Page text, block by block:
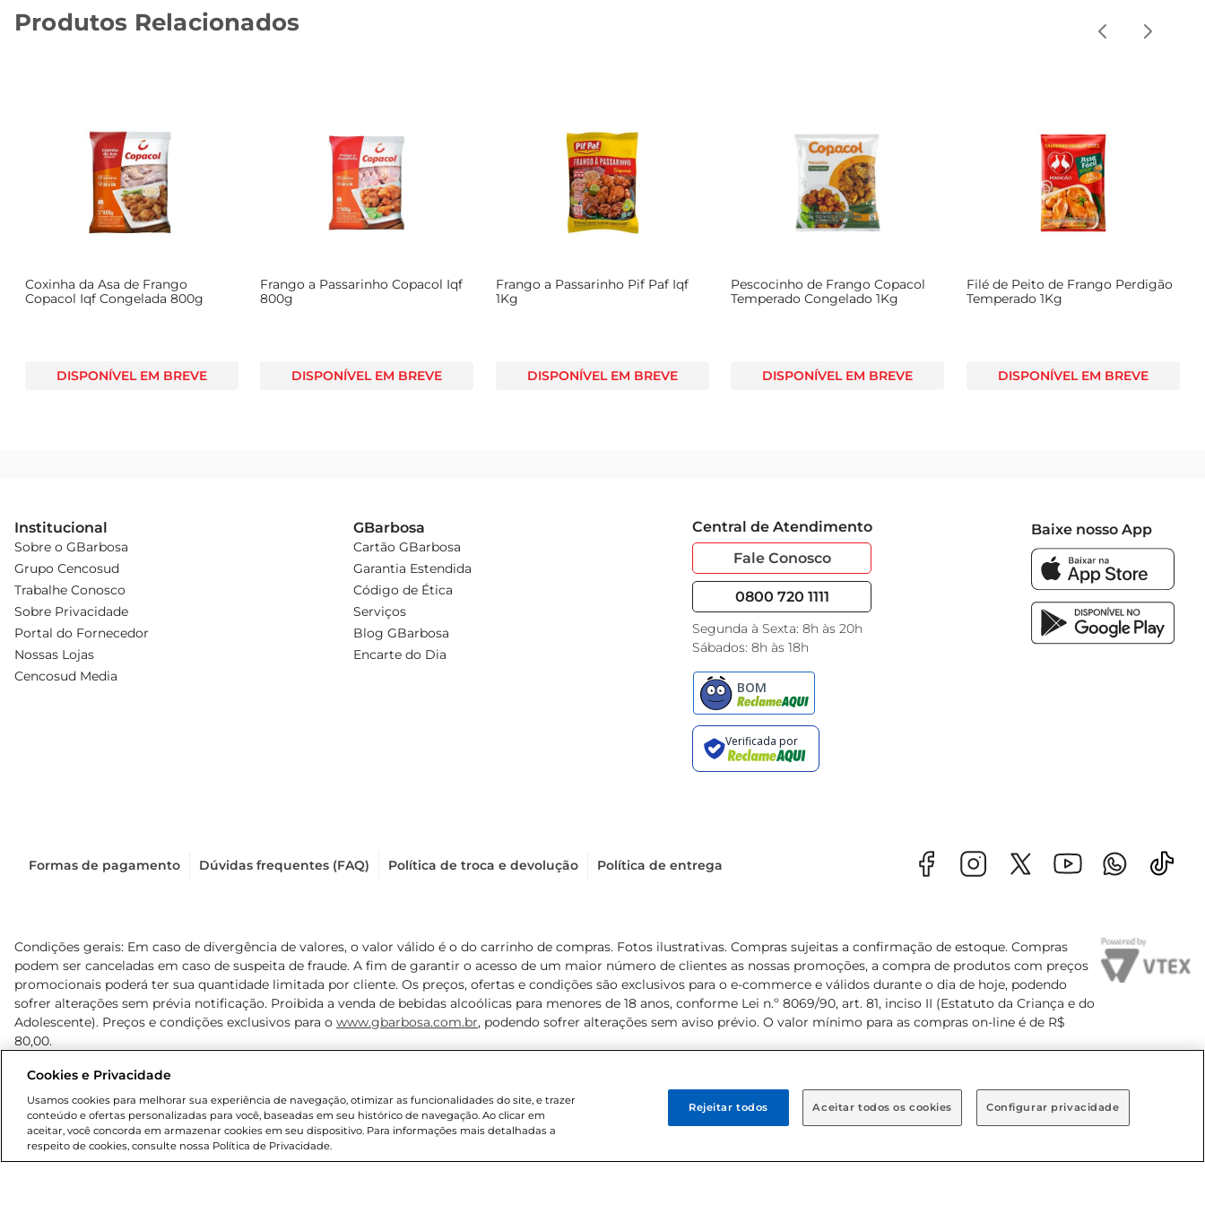
Produtos Relacionados
Coxinha da Asa de Frango
Copacol Iqf Congelada 800g
DISPONÍVEL EM BREVE
Frango a Passarinho Copacol Iqf
800g
DISPONÍVEL EM BREVE
Frango a Passarinho Pif Paf Iqf
1Kg
DISPONÍVEL EM BREVE
Pescocinho de Frango Copacol
Temperado Congelado 1Kg
DISPONÍVEL EM BREVE
Filé de Peito de Frango Perdigão
Temperado 1Kg
DISPONÍVEL EM BREVE
Institucional
Sobre o GBarbosa
Grupo Cencosud
Trabalhe Conosco
Sobre Privacidade
Portal do Fornecedor
Nossas Lojas
Cencosud Media
GBarbosa
Cartão GBarbosa
Garantia Estendida
Código de Ética
Serviços
Blog GBarbosa
Encarte do Dia
Central de Atendimento
Fale Conosco
0800 720 1111
Segunda à Sexta: 8h às 20h
Sábados: 8h às 18h
Baixe nosso App
Formas de pagamento Dúvidas frequentes (FAQ) Política de troca e devolução Política de entrega
Condições gerais: Em caso de divergência de valores, o valor válido é o do carrinho de compras. Fotos ilustrativas. Compras sujeitas a confirmação de estoque. Compras
podem ser canceladas em caso de suspeita de fraude. A fim de garantir o acesso de um maior número de clientes as nossas promoções, a compra de produtos com preços
promocionais poderá ter sua quantidade limitada por cliente. Os preços, ofertas e condições são exclusivos para o e-commerce e válidos durante o dia de hoje, podendo
sofrer alterações sem prévia notificação. Proibida a venda de bebidas alcoólicas para menores de 18 anos, conforme Lei n.º 8069/90, art. 81, inciso II (Estatuto da Criança e do
Adolescente). Preços e condições exclusivos para o www.gbarbosa.com.br, podendo sofrer alterações sem aviso prévio. O valor mínimo para as compras on-line é de R$
80,00.
Cookies e Privacidade
Usamos cookies para melhorar sua experiência de navegação, otimizar as funcionalidades do site, e trazer
conteúdo e ofertas personalizadas para você, baseadas em seu histórico de navegação. Ao clicar em
aceitar, você concorda em armazenar cookies em seu dispositivo. Para informações mais detalhadas a
respeito de cookies, consulte nossa Política de Privacidade.
Configurar privacidade
Rejeitar todos Aceitar todos os cookies